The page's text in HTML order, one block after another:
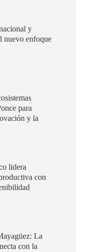
y
nuevo enfoque
para
y la
lidera
con
La
con la